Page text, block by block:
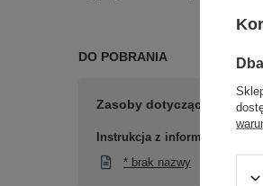
DO POBRANIA
Zasoby dotyczące
Instrukcja z informacją o
* brak nazwy